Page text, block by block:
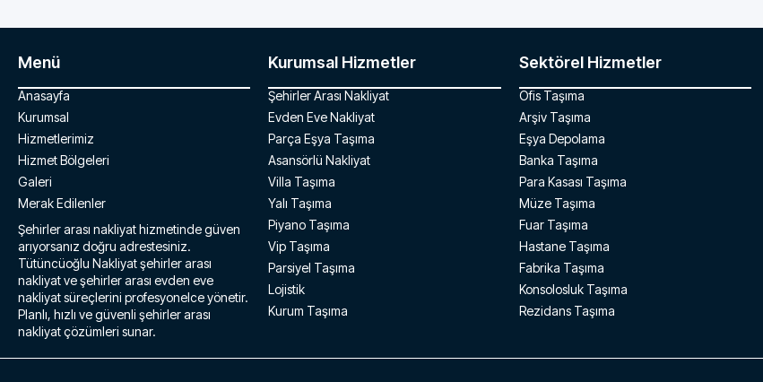
Menü
Anasayfa
Kurumsal
Hizmetlerimiz
Hizmet Bölgeleri
Galeri
Merak Edilenler
Şehirler arası nakliyat hizmetinde güven
arıyorsanız doğru adrestesiniz.
Tütüncüoğlu Nakliyat şehirler arası
nakliyat ve şehirler arası evden eve
nakliyat süreçlerini profesyonelce yönetir.
Planlı, hızlı ve güvenli şehirler arası
nakliyat çözümleri sunar.
Kurumsal Hizmetler
Şehirler Arası Nakliyat
Evden Eve Nakliyat
Parça Eşya Taşıma
Asansörlü Nakliyat
Villa Taşıma
Yalı Taşıma
Piyano Taşıma
Vip Taşıma
Parsiyel Taşıma
Lojistik
Kurum Taşıma
Sektörel Hizmetler
Ofis Taşıma
Arşiv Taşıma
Eşya Depolama
Banka Taşıma
Para Kasası Taşıma
Müze Taşıma
Fuar Taşıma
Hastane Taşıma
Fabrika Taşıma
Konsolosluk Taşıma
Rezidans Taşıma